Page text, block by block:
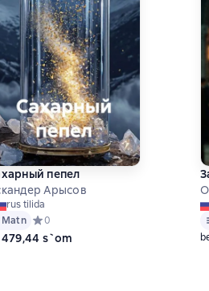
пепел
Арысов
rus tilida
Matn Средний рейтинг 0 на основе 0
0
479,44 s`om